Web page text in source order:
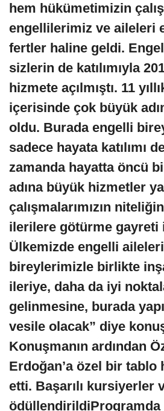
hem hükümetimizin
engellilerimiz ve aileleri
fertler haline geldi.
sizlerin de katılımıyla
hizmete açılmıştı. 11
içerisinde çok büyük
oldu. Burada engelli
sadece hayata katılımı
zamanda hayatta öncü
adına büyük hizmetler
çalışmalarımızın
ilerilere götürme gayreti
Ülkemizde engelli
bireylerimizle birlikte
ileriye, daha da iyi
gelinmesine, burada
vesile olacak” diye
Konuşmanın ardından
Erdoğan’a özel bir tablo
etti. Başarılı kursiyerler
ödüllendirildiProgramda